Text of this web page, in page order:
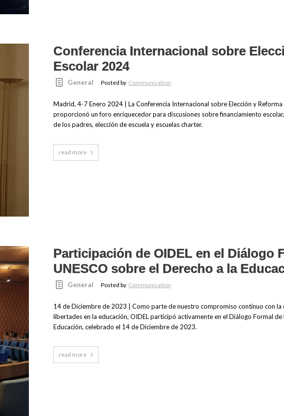
Conferencia Internacional sobre
Escolar 2024
General Posted by Communication
Madrid, 4-7 Enero 2024 | La Conferencia Internacional sobre Elección y
proporcionó un foro enriquecedor para discusiones sobre financiamiento
de los padres, elección de escuela y escuelas charter.
read more
Participación de OIDEL en el Diálogo
UNESCO sobre el Derecho a la
General Posted by Communication
14 de Diciembre de 2023 | Como parte de nuestro compromiso continuo con la
libertades en la educación, OIDEL participó activamente en el Diálogo Formal de
Educación, celebrado el 14 de Diciembre de 2023.
read more